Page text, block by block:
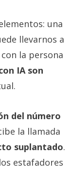
una
llevarnos a
la persona
IA son
del número
la llamada
suplantado.
estafadores